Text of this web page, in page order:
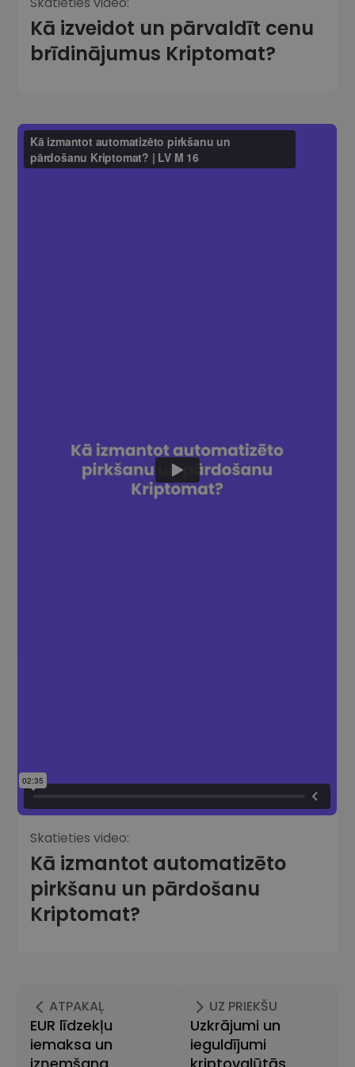
Kā izveidot un pārvaldīt cenu
brīdinājumus Kriptomat?
Skatieties video:
Kā izmantot automatizēto
pirkšanu un pārdošanu
Kriptomat?
ATPAKAĻ
EUR līdzekļu
iemaksa un
UZ PRIEKŠU
Uzkrājumi un
ieguldījumi